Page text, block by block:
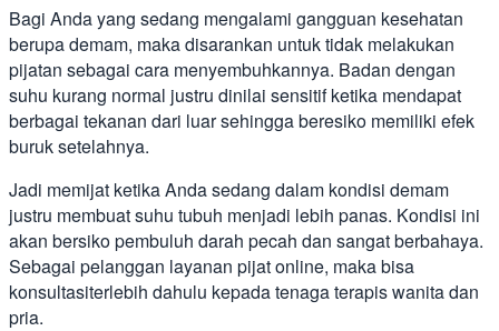
Bagi Anda yang sedang mengalami gangguan kesehatan
berupa demam, maka disarankan untuk tidak melakukan
pijatan sebagai cara menyembuhkannya. Badan dengan
suhu kurang normal justru dinilai sensitif ketika mendapat
berbagai tekanan dari luar sehingga beresiko memiliki efek
buruk setelahnya.
Jadi memijat ketika Anda sedang dalam kondisi demam
justru membuat suhu tubuh menjadi lebih panas. Kondisi ini
akan bersiko pembuluh darah pecah dan sangat berbahaya.
Sebagai pelanggan layanan pijat online, maka bisa
konsultasiterlebih dahulu kepada tenaga terapis wanita dan
pria.